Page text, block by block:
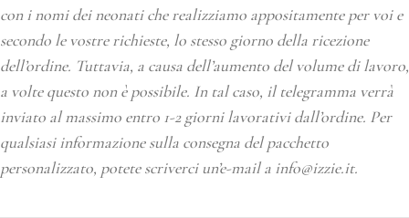
con i nomi dei neonati che realizziamo appositamente per voi e
secondo le vostre richieste, lo stesso giorno della ricezione
dell’ordine. Tuttavia, a causa dell’aumento del volume di lavoro,
a volte questo non è possibile. In tal caso, il telegramma verrà
inviato al massimo entro 1-2 giorni lavorativi dall’ordine. Per
qualsiasi informazione sulla consegna del pacchetto
personalizzato, potete scriverci un’e-mail a info@izzie.it.